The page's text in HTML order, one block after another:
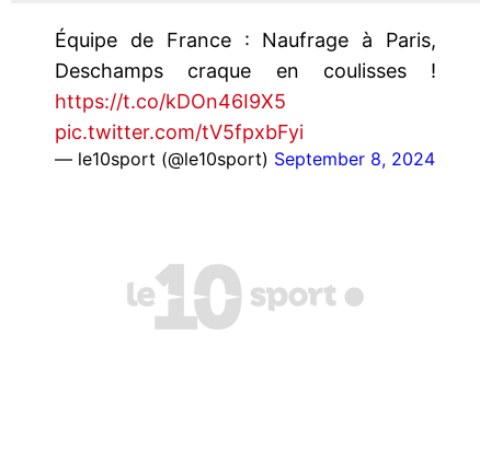
Équipe de France : Naufrage à Paris,
Deschamps craque en coulisses !
https://t.co/kDOn46I9X5
pic.twitter.com/tV5fpxbFyi
— le10sport (@le10sport) September 8, 2024